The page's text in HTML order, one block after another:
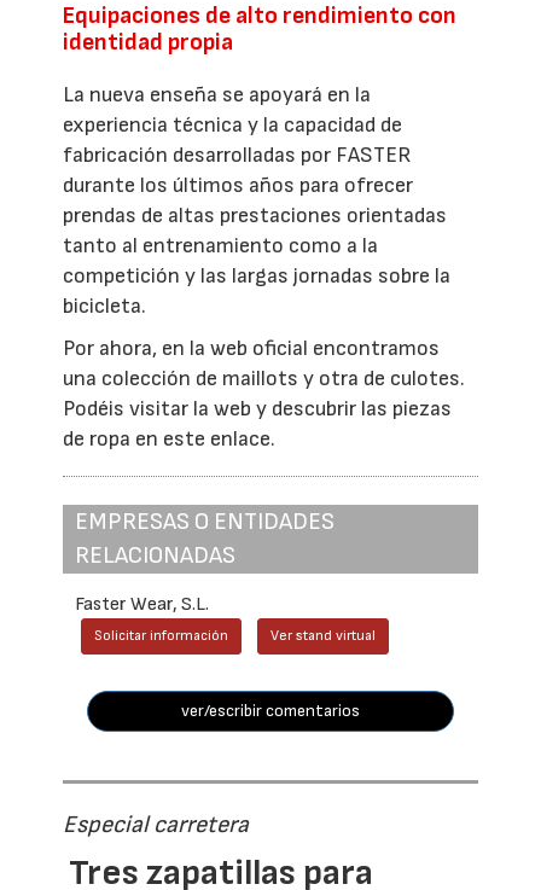
Equipaciones de alto rendimiento con
identidad propia
La nueva enseña se apoyará en la
experiencia técnica y la capacidad de
fabricación desarrolladas por FASTER
durante los últimos años para ofrecer
prendas de altas prestaciones orientadas
tanto al entrenamiento como a la
competición y las largas jornadas sobre la
bicicleta.
Por ahora, en la web oficial encontramos
una colección de maillots y otra de culotes.
Podéis visitar la web y descubrir las piezas
de ropa en este enlace.
EMPRESAS O ENTIDADES
RELACIONADAS
Faster Wear, S.L.
Solicitar información Ver stand virtual
ver/escribir comentarios
Especial carretera
Tres zapatillas para